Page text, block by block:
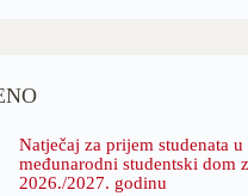
Natječaj za prijem studenata
međunarodni studentski dom
2026./2027. godinu